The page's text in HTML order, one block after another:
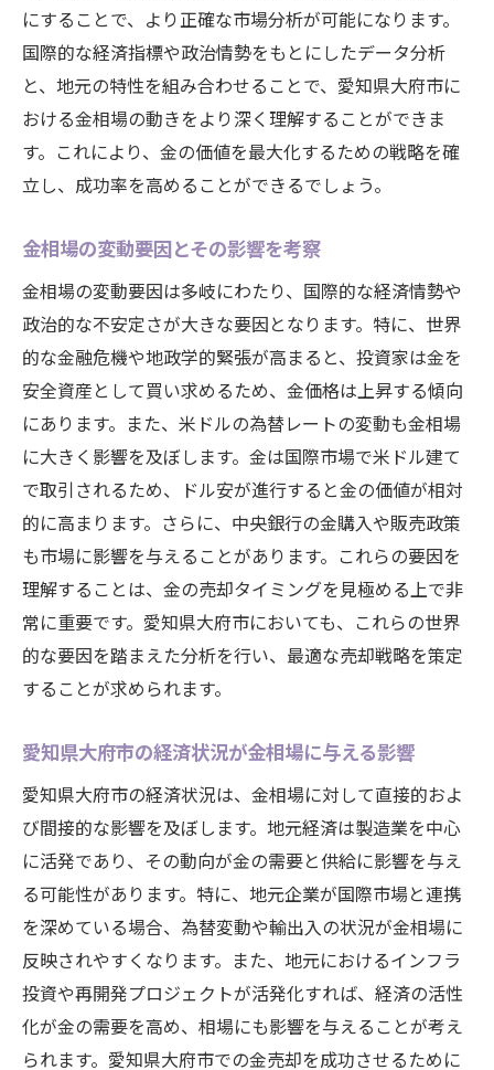
愛知県大府市の金市場の特性を探る
国際的な動向と地域市場の関連性
市場分析に基づく売買判断の基礎
愛知県大府市の市場で高値を実現する方法
賢い金売却のタイミングとは愛知県大府市での
実例紹介
成功事例から学ぶ売却タイミングの見極め
市場の変動を活かした売却戦略の実践
愛知県大府市でのタイミング選定のポイン
ト
過去の成功事例に基づくタイミングの最適
化
市場の動向に応じた売却プランの立案
愛知県大府市の事例に学ぶ売却成功の鍵
にすることで、より正確な市場分析が可能になります。
国際的な経済指標や政治情勢をもとにしたデータ分析
と、地元の特性を組み合わせることで、愛知県大府市に
おける金相場の動きをより深く理解することができま
す。これにより、金の価値を最大化するための戦略を確
立し、成功率を高めることができるでしょう。
金相場の変動要因とその影響を考察
金相場の変動要因は多岐にわたり、国際的な経済情勢や
政治的な不安定さが大きな要因となります。特に、世界
的な金融危機や地政学的緊張が高まると、投資家は金を
安全資産として買い求めるため、金価格は上昇する傾向
にあります。また、米ドルの為替レートの変動も金相場
に大きく影響を及ぼします。金は国際市場で米ドル建て
で取引されるため、ドル安が進行すると金の価値が相対
的に高まります。さらに、中央銀行の金購入や販売政策
も市場に影響を与えることがあります。これらの要因を
理解することは、金の売却タイミングを見極める上で非
常に重要です。愛知県大府市においても、これらの世界
的な要因を踏まえた分析を行い、最適な売却戦略を策定
することが求められます。
愛知県大府市の経済状況が金相場に与える影響
愛知県大府市の経済状況は、金相場に対して直接的およ
び間接的な影響を及ぼします。地元経済は製造業を中心
に活発であり、その動向が金の需要と供給に影響を与え
る可能性があります。特に、地元企業が国際市場と連携
を深めている場合、為替変動や輸出入の状況が金相場に
反映されやすくなります。また、地元におけるインフラ
投資や再開発プロジェクトが活発化すれば、経済の活性
化が金の需要を高め、相場にも影響を与えることが考え
られます。愛知県大府市での金売却を成功させるために